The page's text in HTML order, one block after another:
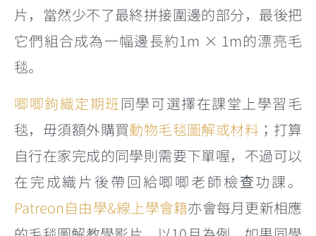
片，當然少不了最終拼接圍邊的部分，最後把
它們組合成為一幅邊長約1m × 1m的漂亮毛
毯。
唧唧鉤織定期班同學可選擇在課堂上學習毛
毯，毋須額外購買動物毛毯圖解或材料 ；打算
自行在家完成的同學則需要下單喔，不過可以
在完成織片後帶回給唧唧老師檢查功課。
Patreon自由學&線上學會籍亦會每月更新相應